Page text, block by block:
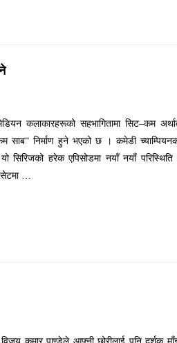
कलाकारहरूको सहभागितामा सिट–कम
साब“ निर्माण हुने भएको छ । कमेडी
सिरिजको हरेक एपिसोडमा नयाँ नयाँ परिस्थिति
…